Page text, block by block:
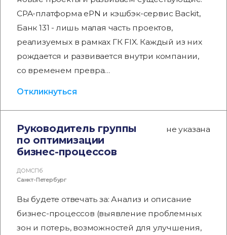
CPA-платформа ePN и кэшбэк-сервис Backit,
Банк 131 - лишь малая часть проектов,
реализуемых в рамках ГК FIX. Каждый из них
рождается и развивается внутри компании,
со временем превра…
Откликнуться
Руководитель группы
по оптимизации
бизнес-процессов
не указана
ДОМСПб
Санкт-Петербург
Вы будете отвечать за: Анализ и описание
бизнес-процессов (выявление проблемных
зон и потерь, возможностей для улучшения,